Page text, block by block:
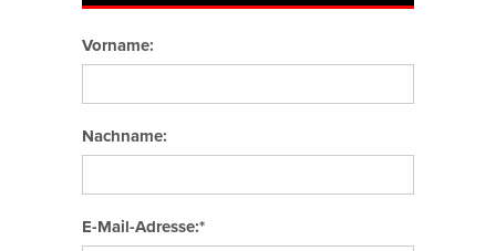
Vorname:
Nachname:
E-Mail-Adresse:*